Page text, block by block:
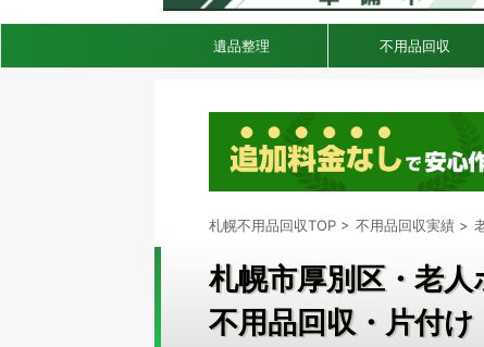
遺品整理 不用品回収
札幌不用品回収TOP > 不用品回収実績 >
札幌市厚別区・老人
不用品回収・片付